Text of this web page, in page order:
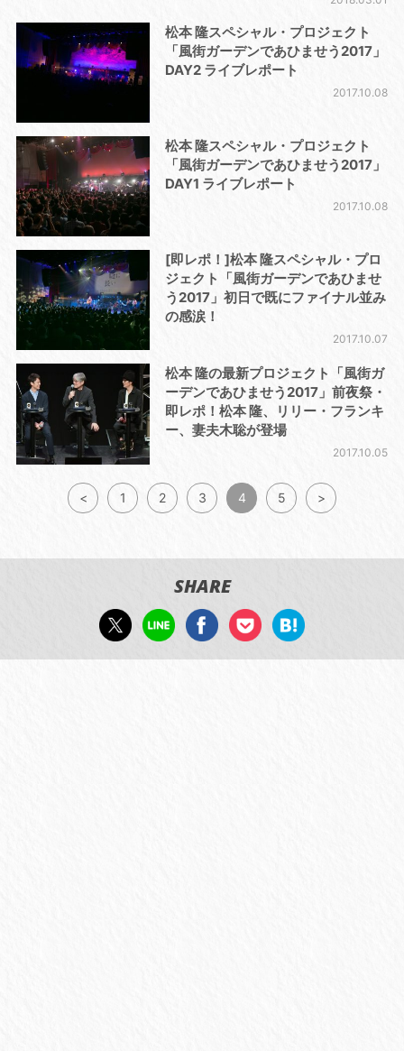
松本 隆スペシャル・プロジェクト
「風街ガーデンであひませう2017」
DAY2 ライブレポート
2017.10.08
松本 隆スペシャル・プロジェクト
「風街ガーデンであひませう2017」
DAY1 ライブレポート
2017.10.08
[即レポ！]松本 隆スペシャル・プロ
ジェクト「風街ガーデンであひませ
う2017」初日で既にファイナル並み
の感涙！
2017.10.07
松本 隆の最新プロジェクト「風街ガ
ーデンであひませう2017」前夜祭・
即レポ！松本 隆、リリー・フランキ
ー、妻夫木聡が登場
2017.10.05
< 1 2 3 4 5 >
SHARE